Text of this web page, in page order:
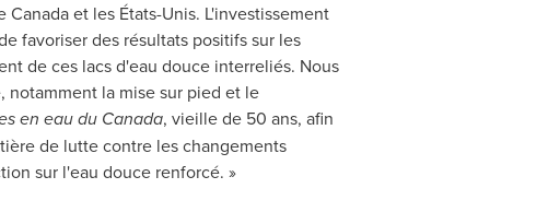
et les États-Unis. L'investissement
favoriser des résultats positifs sur les
de ces lacs d'eau douce interreliés. Nous
notamment la mise sur pied et le
en eau du Canada, vieille de 50 ans, afin
de lutte contre les changements
sur l'eau douce renforcé. »